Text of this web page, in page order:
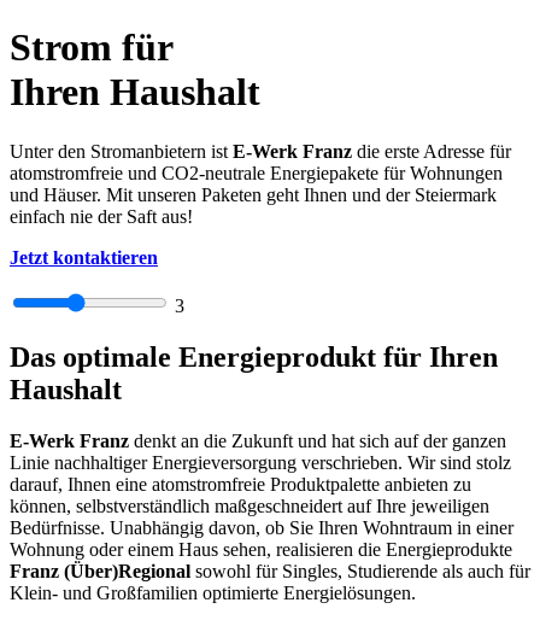
Strom für
Ihren Haushalt
Unter den Stromanbietern ist E-Werk Franz die erste Adresse für
atomstromfreie und CO2-neutrale Energiepakete für Wohnungen
und Häuser. Mit unseren Paketen geht Ihnen und der Steiermark
einfach nie der Saft aus!
Jetzt kontaktieren
3
Das optimale Energieprodukt für Ihren
Haushalt
E-Werk Franz denkt an die Zukunft und hat sich auf der ganzen
Linie nachhaltiger Energieversorgung verschrieben. Wir sind stolz
darauf, Ihnen eine atomstromfreie Produktpalette anbieten zu
können, selbstverständlich maßgeschneidert auf Ihre jeweiligen
Bedürfnisse. Unabhängig davon, ob Sie Ihren Wohntraum in einer
Wohnung oder einem Haus sehen, realisieren die Energieprodukte
Franz (Über)Regional sowohl für Singles, Studierende als auch für
Klein- und Großfamilien optimierte Energielösungen.